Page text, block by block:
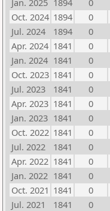
Jan. 2025 1894 0
Oct. 2024 1894 0
Jul. 2024
1894 0
Apr. 2024 1841 0
Jan. 2024 1841 0
Oct. 2023 1841 0
Jul. 2023
1841 0
Apr. 2023 1841 0
Jan. 2023 1841 0
Oct. 2022 1841 0
Jul. 2022
1841 0
Apr. 2022 1841 0
Jan. 2022 1841 0
Oct. 2021 1841 0
Jul. 2021
1841 0